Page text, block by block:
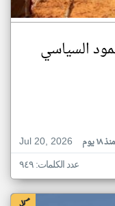
السياسي
Jul 20, 2026
منذ ١٨ يوم
عدد الكلمات: ٩٤٩